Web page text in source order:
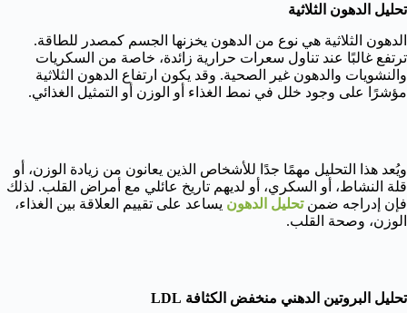
تحليل الدهون الثلاثية
الدهون الثلاثية هي نوع من الدهون يخزنها الجسم كمصدر للطاقة.
ترتفع غالبًا عند تناول سعرات حرارية زائدة، خاصة من السكريات
والنشويات والدهون غير الصحية. وقد يكون ارتفاع الدهون الثلاثية
مؤشرًا على وجود خلل في نمط الغذاء أو الوزن أو التمثيل الغذائي.
ويُعد هذا التحليل مهمًا جدًا للأشخاص الذين يعانون من زيادة الوزن، أو
قلة النشاط، أو السكري، أو لديهم تاريخ عائلي مع أمراض القلب. لذلك
فإن إدراجه ضمنتحليل الدهون يساعد على تقييم العلاقة بين الغذاء،
الوزن، وصحة القلب.
تحليل البروتين الدهني منخفض الكثافة LDL